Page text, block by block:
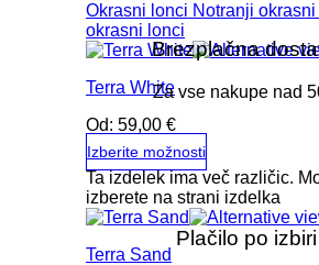
Okrasni lonci Notranji
okrasni lonci
Terra White
Od: 59,00 €
Izberite možnosti
Ta izdelek ima več različic.
izberete na strani izdelka
Terra Sand
Brezplačna
Za vse nakupe nad
Plačilo po izbiri